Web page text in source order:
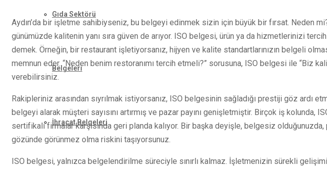
Gıda Sektörü
Belgeleri
İhracat Belgeleri
Aydın’da bir işletme sahibiyseniz, bu belgeyi edinmek sizin için büyük bir fırsat. Neden
günümüzde kalitenin yanı sıra güven de arıyor. ISO belgesi, ürün ya da hizmetlerinizi
demek. Örneğin, bir restaurant işletiyorsanız, hijyen ve kalite standartlarınızın belgeli
memnun eder. “Neden benim restoranımı tercih etmeli?” sorusuna, ISO belgesi ile “Biz
verebilirsiniz.
Rakipleriniz arasından sıyrılmak istiyorsanız, ISO belgesinin sağladığı prestiji göz ardı
belgeyi alarak müşteri sayısını artırmış ve pazar payını genişletmiştir. Birçok iş kolunda,
sertifikalı firmalar karşısında geri planda kalıyor. Bir başka deyişle, belgesiz
gözünde görünmez olma riskini taşıyorsunuz.
ISO belgesi, yalnızca belgelendirilme süreciyle sınırlı kalmaz. İşletmenizin sürekli